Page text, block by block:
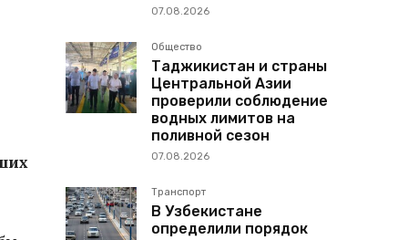
07.08.2026
Общество
Таджикистан и страны
Центральной Азии
проверили соблюдение
водных лимитов на
поливной сезон
07.08.2026
Транспорт
В Узбекистане
определили порядок